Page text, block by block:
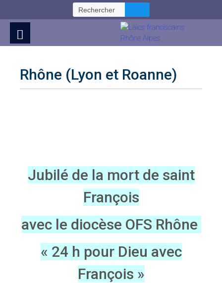
Rechercher :
Rhône (Lyon et Roanne)
Jubilé de la mort de saint
François
avec le diocèse OFS Rhône
« 24 h pour Dieu avec
François »